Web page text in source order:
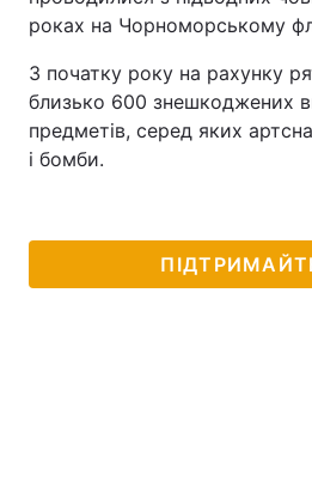
роках на Чорноморському
З початку року на рахунку
близько 600 знешкоджених
предметів, серед яких
і бомби.